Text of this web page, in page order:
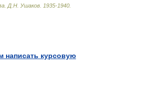
Д.Н. Ушаков. 1935-1940
написать курсовую